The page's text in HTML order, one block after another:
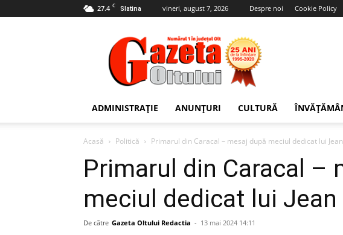
27.4 C Slatina vineri, august 7, 2026 Despre noi Cookie Policy
Gazeta
Oltului
ADMINISTRAȚIE ANUNȚURI CULTURĂ
Acasă Politică Primarul din Caracal – mesaj după meciul dedicat lui
Primarul din Caracal –
meciul dedicat lui
De către Gazeta Oltului Redactia - 13 mai 2024 14:11